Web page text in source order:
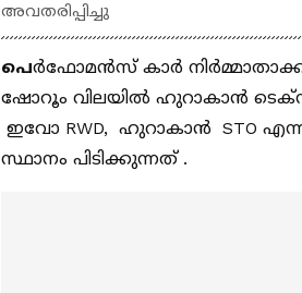
അവതരിപ്പിച്ചു
പെർഫോമൻസ് കാർ
ഷോറൂം വിലയില്‍ ഹുറാകാൻ
ഇവോ RWD, ഹുറാകാൻ STO
സ്ഥാനം പിടിക്കുന്നത് .